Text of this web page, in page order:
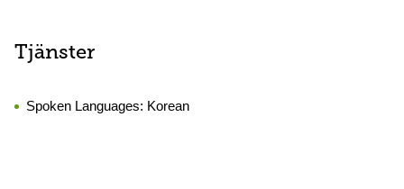
Tjänster
Spoken Languages: Korean